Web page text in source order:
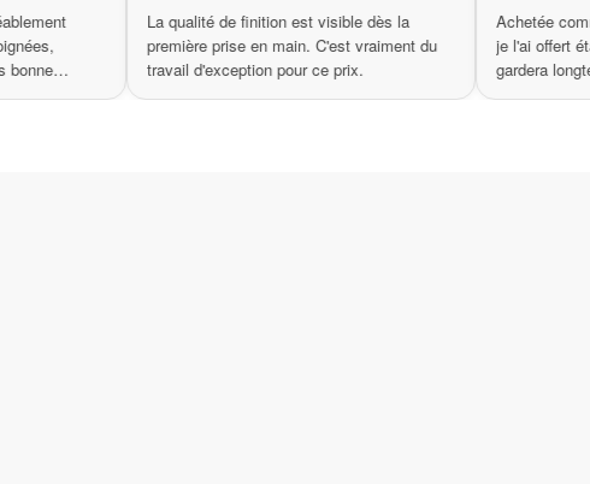
du produit m'a agréablement
Les finitions sont soignées,
est premium. Très bonne
La qualité de finition est visible dès la
première prise en main. C'est vraiment du
travail d'exception pour ce prix.